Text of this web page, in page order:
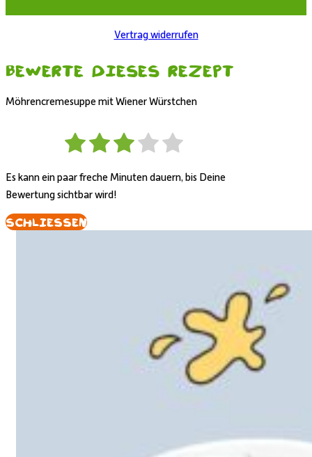
Vertrag widerrufen
Bewerte dieses Rezept
Möhrencremesuppe mit Wiener Würstchen
Es kann ein paar freche Minuten dauern, bis Deine
Bewertung sichtbar wird!
Schliessen